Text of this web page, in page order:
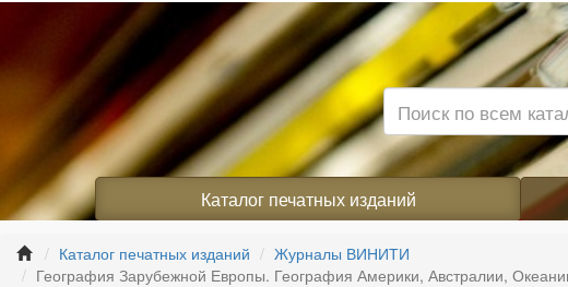
Каталог печатных изданий
Каталог печатных изданий
Журналы ВИНИТИ
География Зарубежной Европы. География Америки, Австралии,